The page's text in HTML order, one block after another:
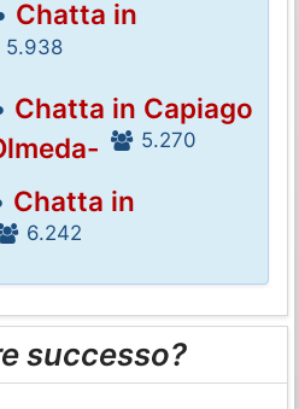
Chatta in
5.938
Chatta in Capiago
5.270
Chatta in
6.242
successo?